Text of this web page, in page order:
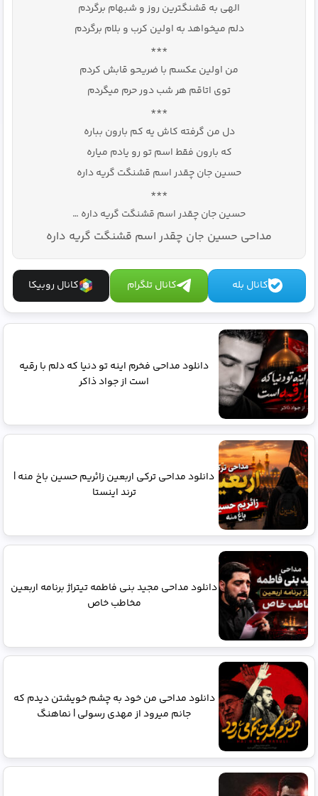
الهی به قشنگترین روز و شبهام برگردم
دلم میخواهد به اولین کرب و بلام برگردم
***
من اولین عکسم با ضریحو قابش کردم
توی اتاقم هر شب دور حرم میگردم
***
دل من گرفته کاش یه کم بارون بباره
که بارون فقط اسم تو رو یادم میاره
حسین جان چقدر اسم قشنگت گریه داره
***
حسین جان چقدر اسم قشنگت گریه داره …
مداحی حسین جان چقدر اسم قشنگت گریه داره
کانال بله کانال تلگرام کانال روبیکا
دانلود مداحی فخرم اینه تو دنیا که دلم با رقیه
است از جواد ذاکر
دانلود مداحی ترکی اربعین زائریم حسین باخ منه |
ترند اینستا
دانلود مداحی مجید بنی فاطمه تیتراژ برنامه اربعین
مخاطب خاص
دانلود مداحی من خود به چشم خویشتن دیدم که
جانم میرود از مهدی رسولی | نماهنگ